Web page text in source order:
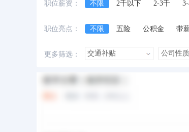
职位薪资： 不限 2千以下 2-3千
职位亮点： 不限 五险 公积金 带
更多筛选：
本站职位 盟站职位